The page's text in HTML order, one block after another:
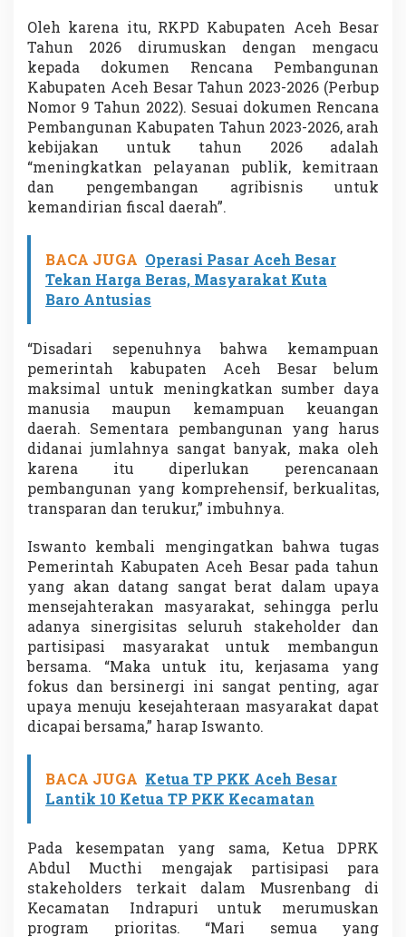
Oleh karena itu, RKPD Kabupaten Aceh Besar
Tahun 2026 dirumuskan dengan mengacu
kepada dokumen Rencana Pembangunan
Kabupaten Aceh Besar Tahun 2023-2026 (Perbup
Nomor 9 Tahun 2022). Sesuai dokumen Rencana
Pembangunan Kabupaten Tahun 2023-2026, arah
kebijakan untuk tahun 2026 adalah
“meningkatkan pelayanan publik, kemitraan
dan pengembangan agribisnis untuk
kemandirian fiscal daerah”.
BACA JUGA Operasi Pasar Aceh Besar
Tekan Harga Beras, Masyarakat Kuta
Baro Antusias
“Disadari sepenuhnya bahwa kemampuan
pemerintah kabupaten Aceh Besar belum
maksimal untuk meningkatkan sumber daya
manusia maupun kemampuan keuangan
daerah. Sementara pembangunan yang harus
didanai jumlahnya sangat banyak, maka oleh
karena itu diperlukan perencanaan
pembangunan yang komprehensif, berkualitas,
transparan dan terukur,” imbuhnya.
Iswanto kembali mengingatkan bahwa tugas
Pemerintah Kabupaten Aceh Besar pada tahun
yang akan datang sangat berat dalam upaya
mensejahterakan masyarakat, sehingga perlu
adanya sinergisitas seluruh stakeholder dan
partisipasi masyarakat untuk membangun
bersama. “Maka untuk itu, kerjasama yang
fokus dan bersinergi ini sangat penting, agar
upaya menuju kesejahteraan masyarakat dapat
dicapai bersama,” harap Iswanto.
BACA JUGA Ketua TP PKK Aceh Besar
Lantik 10 Ketua TP PKK Kecamatan
Pada kesempatan yang sama, Ketua DPRK
Abdul Mucthi mengajak partisipasi para
stakeholders terkait dalam Musrenbang di
Kecamatan Indrapuri untuk merumuskan
program prioritas. “Mari semua yang